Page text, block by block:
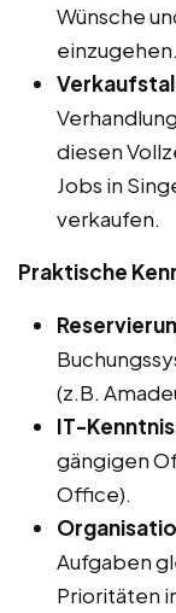
Wünsche
einzugehen.
diesen
Jobs in
verkaufen.
Praktische
(z.B.
IT-
gängigen
Office).
Aufgaben
Prioritäten